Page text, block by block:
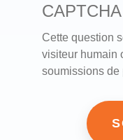
CAPTCHA
Cette question
visiteur humain
soumissions de